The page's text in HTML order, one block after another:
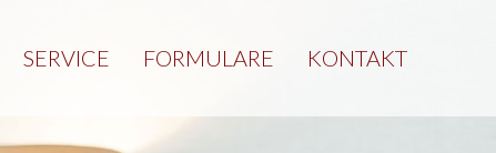
SERVICE FORMULARE KONTAKT